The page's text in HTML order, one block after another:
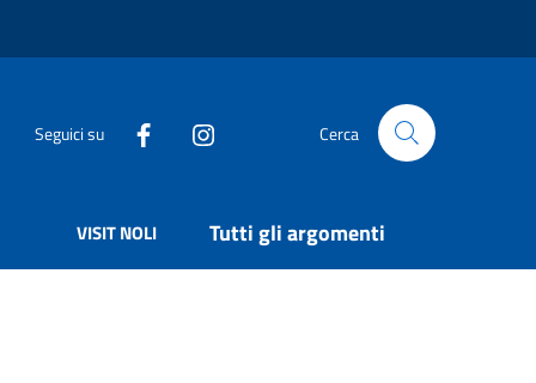
Seguici su Cerca
VISIT NOLI Tutti gli argomenti